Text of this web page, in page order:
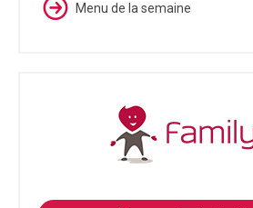
Menu de la semaine